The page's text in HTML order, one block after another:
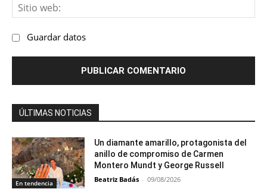
Guardar datos
ÚLTIMAS NOTICIAS
En tendencia
Un diamante amarillo, protagonista del
anillo de compromiso de Carmen
Montero Mundt y George Russell
Beatriz Badás - 09/08/2026